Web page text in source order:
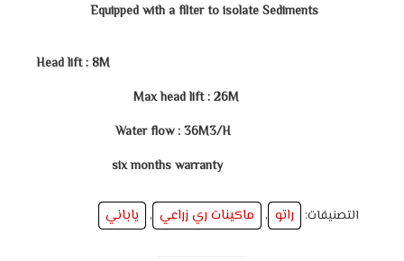
Head lift : 8M
Max head lift : 26M
Water flow : 36M3/H
six months warranty
التصنيفات: راتو , ماكينات ري زراعي , ياباني